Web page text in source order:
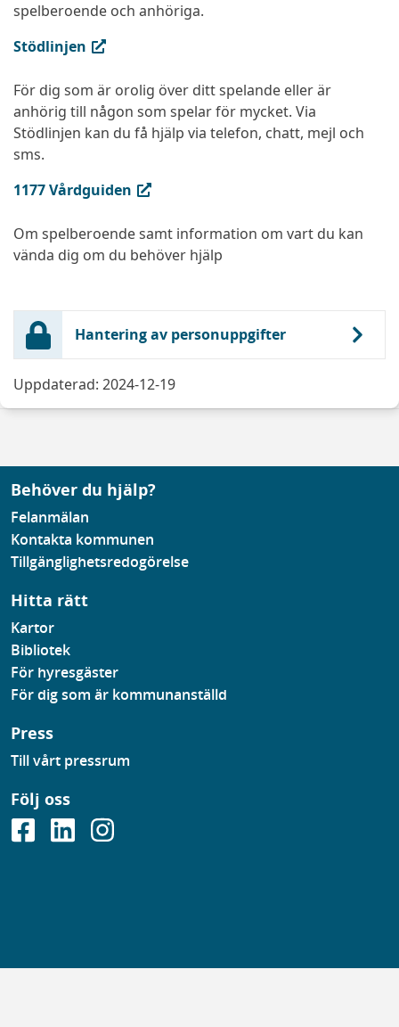
spelberoende och anhöriga.
Stödlinjen
(extern länk, öppnas i ny flik)
För dig som är orolig över ditt spelande eller är
anhörig till någon som spelar för mycket. Via
Stödlinjen kan du få hjälp via telefon, chatt, mejl och
sms.
1177 Vårdguiden
(extern länk, öppnas i ny flik)
Om spelberoende samt information om vart du kan
vända dig om du behöver hjälp
Hantering av personuppgifter
Uppdaterad: 2024-12-19
Behöver du hjälp?
Felanmälan
Kontakta kommunen
Tillgänglighetsredogörelse
Hitta rätt
Kartor
Bibliotek
För hyresgäster
För dig som är kommunanställd
Press
Till vårt pressrum
Följ oss